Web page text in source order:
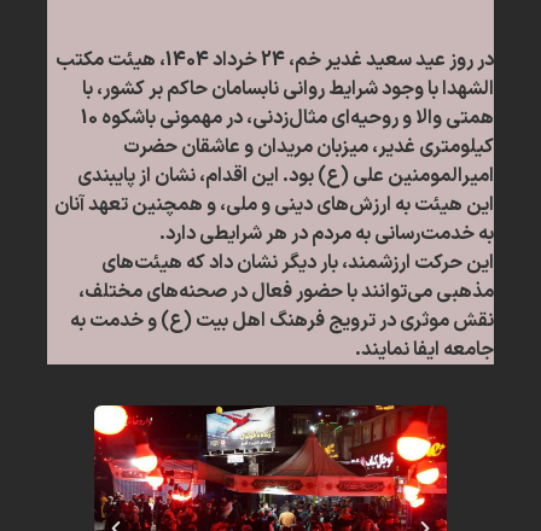
در روز عید سعید غدیر خم، 24 خرداد 1404، هیئت مکتب
الشهدا با وجود شرایط روانی نابسامان حاکم بر کشور، با
همتی والا و روحیه‌ای مثال‌زدنی، در مهمونی باشکوه 10
کیلومتری غدیر، میزبان مریدان و عاشقان حضرت
امیرالمومنین علی (ع) بود. این اقدام، نشان از پایبندی
این هیئت به ارزش‌های دینی و ملی، و همچنین تعهد آنان
به خدمت‌رسانی به مردم در هر شرایطی دارد.
این حرکت ارزشمند، بار دیگر نشان داد که هیئت‌های
مذهبی می‌توانند با حضور فعال در صحنه‌های مختلف،
نقش موثری در ترویج فرهنگ اهل بیت (ع) و خدمت به
جامعه ایفا نمایند.